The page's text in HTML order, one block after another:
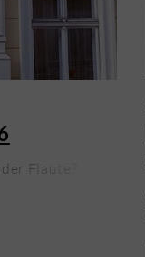
Flaute?